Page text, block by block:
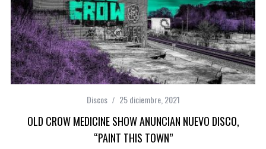
Discos 25 diciembre, 2021
OLD CROW MEDICINE SHOW ANUNCIAN NUEVO DISCO,
“PAINT THIS TOWN”